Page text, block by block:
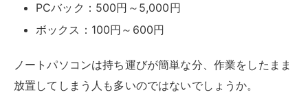
PCバック：500円～5,000円
ボックス：100円～600円
ノートパソコンは持ち運びが簡単な分、作業をしたまま
放置してしまう人も多いのではないでしょうか。